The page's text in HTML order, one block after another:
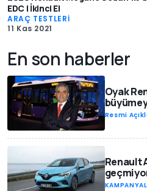
EDC | İkinci El
ARAÇ TESTLERİ
11 Kas 2021
En son haberler
Oyak
Resmi
Renault